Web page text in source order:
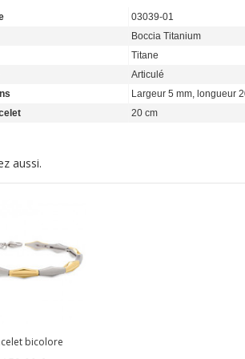
03039-01
Boccia Titanium
Titane
Articulé
Largeur 5 mm, longueur
20 cm
aussi.
bicolore